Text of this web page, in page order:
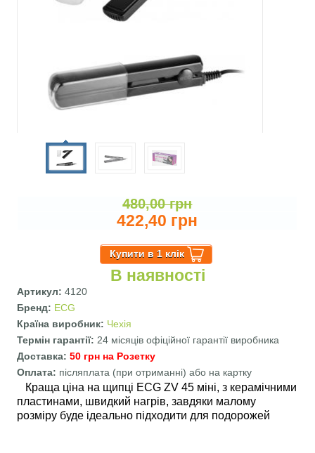
480,00 грн
422,40 грн
В наявності
Артикул:4120
Бренд: ECG
Країна виробник: Чехія
Термін гарантії:24 місяців офіційної гарантії виробника
Доставка:50 грн на Розетку
Оплата: післяплата (при отриманні) або на картку
Краща ціна на щипці ECG ZV 45 міні, з керамічними
пластинами, швидкий нагрів, завдяки малому
розміру буде ідеально підходити для подорожей